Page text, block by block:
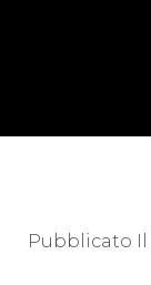
Pubblicato Il